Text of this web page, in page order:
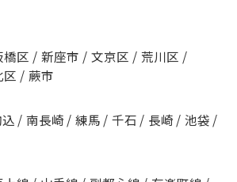
橋区 / 新座市 / 文京区 / 荒川区 /
区 / 蕨市
/ 南長崎 / 練馬 / 千石 / 長崎 / 池袋 /